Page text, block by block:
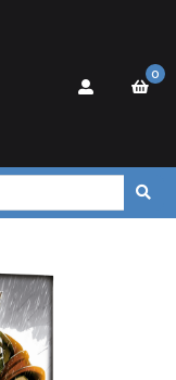
0